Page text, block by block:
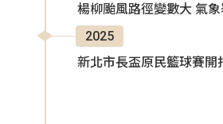
楊柳颱風路徑變數大 氣
2025
新北市長盃原民籃球賽開